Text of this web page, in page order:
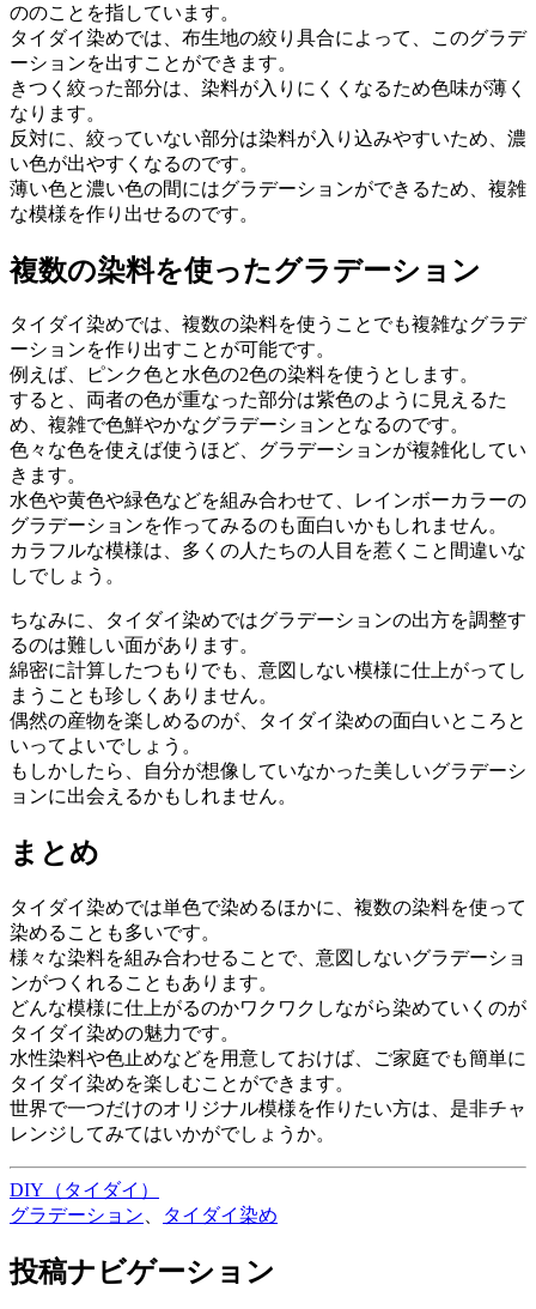
ののことを指しています。
タイダイ染めでは、布生地の絞り具合によって、このグラデ
ーションを出すことができます。
きつく絞った部分は、染料が入りにくくなるため色味が薄く
なります。
反対に、絞っていない部分は染料が入り込みやすいため、濃
い色が出やすくなるのです。
薄い色と濃い色の間にはグラデーションができるため、複雑
な模様を作り出せるのです。
複数の染料を使ったグラデーション
タイダイ染めでは、複数の染料を使うことでも複雑なグラデ
ーションを作り出すことが可能です。
例えば、ピンク色と水色の2色の染料を使うとします。
すると、両者の色が重なった部分は紫色のように見えるた
め、複雑で色鮮やかなグラデーションとなるのです。
色々な色を使えば使うほど、グラデーションが複雑化してい
きます。
水色や黄色や緑色などを組み合わせて、レインボーカラーの
グラデーションを作ってみるのも面白いかもしれません。
カラフルな模様は、多くの人たちの人目を惹くこと間違いな
しでしょう。
ちなみに、タイダイ染めではグラデーションの出方を調整す
るのは難しい面があります。
綿密に計算したつもりでも、意図しない模様に仕上がってし
まうことも珍しくありません。
偶然の産物を楽しめるのが、タイダイ染めの面白いところと
いってよいでしょう。
もしかしたら、自分が想像していなかった美しいグラデーシ
ョンに出会えるかもしれません。
まとめ
タイダイ染めでは単色で染めるほかに、複数の染料を使って
染めることも多いです。
様々な染料を組み合わせることで、意図しないグラデーショ
ンがつくれることもあります。
どんな模様に仕上がるのかワクワクしながら染めていくのが
タイダイ染めの魅力です。
水性染料や色止めなどを用意しておけば、ご家庭でも簡単に
タイダイ染めを楽しむことができます。
世界で一つだけのオリジナル模様を作りたい方は、是非チャ
レンジしてみてはいかがでしょうか。
DIY（タイダイ）
グラデーション
タイダイ染め
投稿ナビゲーション